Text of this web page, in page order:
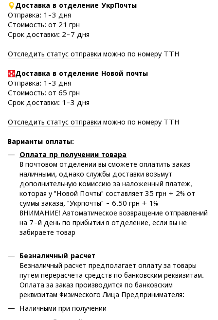
Доставка в отделение УкрПочты
Отправка: 1-3 дня
Стоимость: от 21 грн
Срок доставки: 2-7 дня
Отследить статус отправки можно по номеру ТТН
Доставка в отделение Новой почты
Отправка: 1-3 дня
Стоимость: от 65 грн
Срок доставки: 1-3 дня
Отследить статус отправки можно по номеру ТТН
Варианты оплаты:
Оплата пр получении товара
В почтовом отделении вы сможете оплатить заказ
наличными, однако службы доставки возьмут
дополнительную комиссию за наложенный платеж,
которая у "Новой Почты" составляет 35 грн + 2% от
суммы заказа, "Укрпочты" - 6.50 грн + 1%
ВНИМАНИЕ! Автоматическое возвращение отправлений
на 7-й день по прибытии в отделение, если вы не
забираете товар
Безналичный расчет
Безналичный расчет предполагает оплату за товары
путем перерасчета средств по банковским реквизитам.
Оплата за заказ производится по банковским
реквизитам Физического Лица Предпринимателя:
Наличными при получении